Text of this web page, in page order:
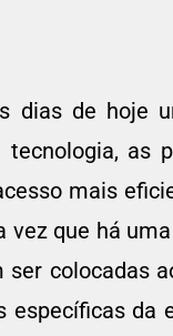
dias de hoje
as
mais
que há
ser colocadas
específicas